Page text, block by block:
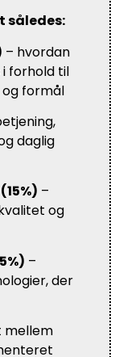
således:
– hvordan
forhold til
formål
daglig
–
og
–
der
mellem